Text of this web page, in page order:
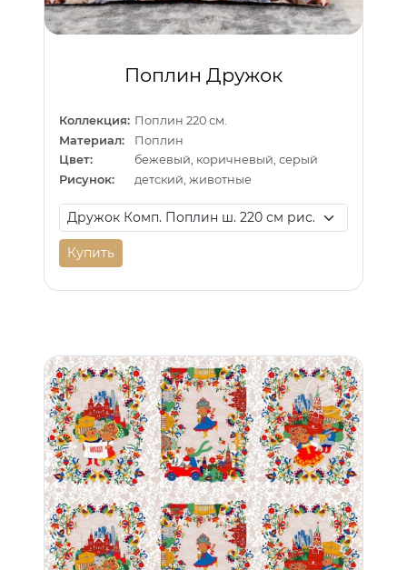
Поплин Дружок
Коллекция: Поплин 220 см.
Материал:
Поплин
Цвет:
бежевый, коричневый, серый
Рисунок:
детский, животные
Купить